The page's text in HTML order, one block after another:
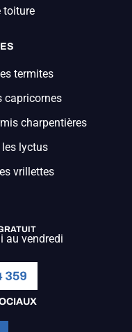
toiture
termites
capricornes
charpentières
lyctus
vrillettes
au vendredi